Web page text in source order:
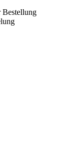
Bestellung